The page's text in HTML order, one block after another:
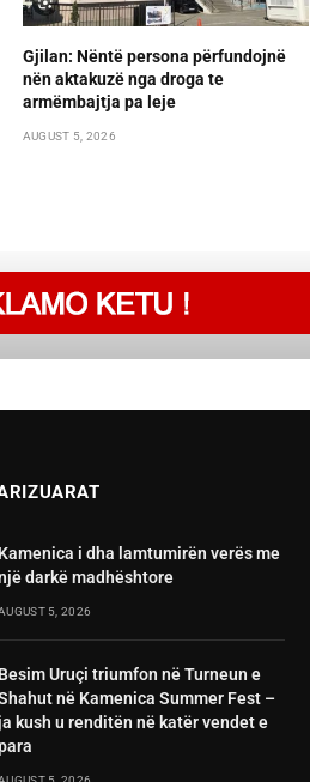
Gjilan: Nëntë persona përfundojnë
nën aktakuzë nga droga te
armëmbajtja pa leje
AUGUST 5, 2026
Kamenica i dha lamtumirën verës me
darkë madhështore
5, 2026
Besim Uruçi triumfon në Turneun e
në Kamenica Summer Fest –
kush u renditën në katër vendet e